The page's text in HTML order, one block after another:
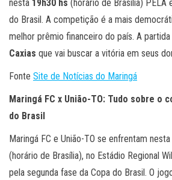
nesta 19h30 hs (horário de Brasília) PELA
do Brasil. A competição é a mais
melhor prêmio financeiro do país. A
Caxias que vai buscar a vitória em seus
Fonte Site de Notícias do Maringá
Maringá FC x União-TO: Tudo sobre o
do Brasil
Maringá FC e União-TO se enfrentam
(horário de Brasília), no Estádio Regional
pela segunda fase da Copa do Brasil. O